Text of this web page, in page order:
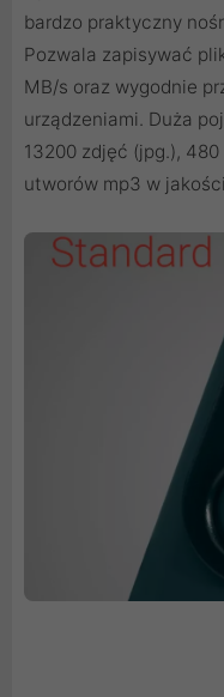
bardzo praktyczny
Pozwala zapisywać
MB/s oraz wygodnie
urządzeniami. Duża
13200 zdjęć (jpg.),
utworów mp3 w